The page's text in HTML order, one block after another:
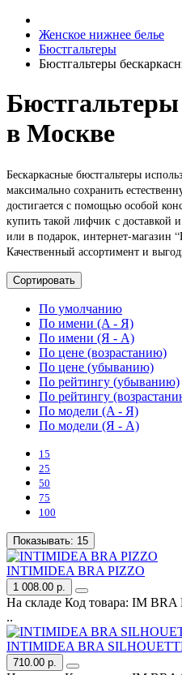
Женское нижнее белье
Бюстгальтеры
Бюстгальтеры
в Москве
Бескаркасные бюстгальтеры
максимально сохранить
достигается с помощью особой
купить такой лифчик с доставкой
или в подарок, интернет-магазин
Качественный ассортимент и
Сортировать
По умолчанию
По имени (A - Я)
По имени (Я - A)
По цене (возрастанию)
По цене (убыванию)
По рейтингу (убыванию)
По рейтингу
По модели (A - Я)
По модели (Я - A)
15
25
50
75
100
Показывать: 15
INTIMIDEA BRA PIZZO
1 008.00 р.
На складе Код товара: IM BRA
..
INTIMIDEA BRA
710.00 р.